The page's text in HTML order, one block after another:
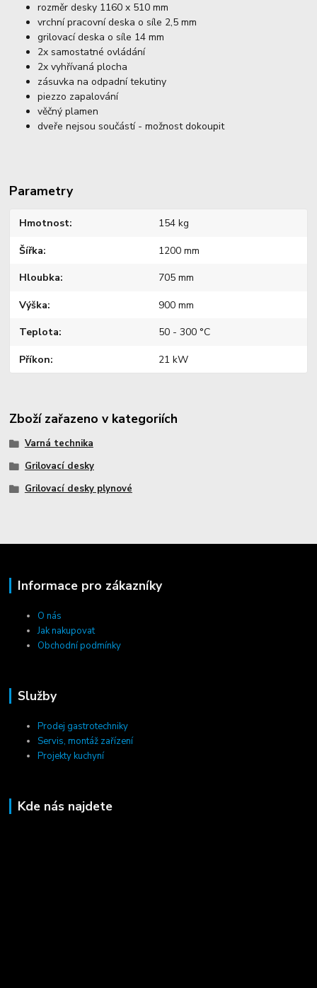
rozměr desky 1160 x 510 mm
vrchní pracovní deska o síle 2,5 mm
grilovací deska o síle 14 mm
2x samostatné ovládání
2x vyhřívaná plocha
zásuvka na odpadní tekutiny
piezzo zapalování
věčný plamen
dveře nejsou součástí - možnost dokoupit
Parametry
Hmotnost 154 kg
Šířka 1200 mm
Hloubka 705 mm
Výška 900 mm
Teplota 50 - 300 °C
Příkon 21 kW
Zboží zařazeno v kategoriích
Varná technika
Grilovací desky
Grilovací desky plynové
Informace pro zákazníky
O nás
Jak nakupovat
Obchodní podmínky
Služby
Prodej gastrotechniky
Servis, montáž zařízení
Projekty kuchyní
Kde nás najdete